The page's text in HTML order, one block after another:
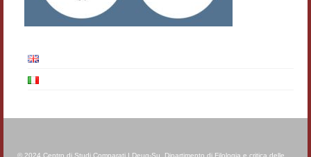
© 2024 Centro di Studi Comparati I Deug-Su, Dipartimento di Filologia e critica delle